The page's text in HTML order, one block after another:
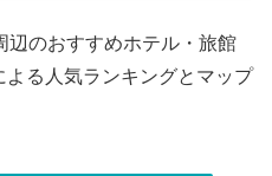
辺のおすすめホテル・旅館
る人気ランキングとマップ